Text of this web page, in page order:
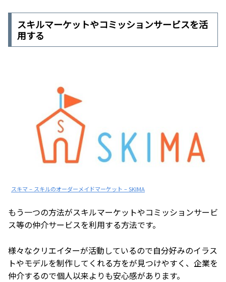
スキルマーケットやコミッションサービスを活
用する
スキマ – スキルのオーダーメイドマーケット – SKIMA
もう一つの方法がスキルマーケットやコミッションサービ
ス等の仲介サービスを利用する方法です。
様々なクリエイターが活動しているので自分好みのイラス
トやモデルを制作してくれる方をが見つけやすく、企業を
仲介するので個人以来よりも安心感があります。